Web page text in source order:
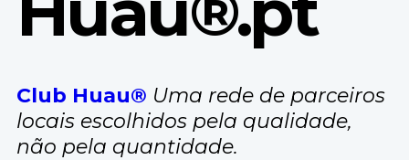
Club Huau® Uma rede de parceiros
locais escolhidos pela qualidade,
não pela quantidade.